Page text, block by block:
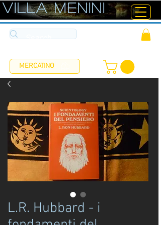
ViLLA MENINI
L.R. Hubbard - i
MERCATINO